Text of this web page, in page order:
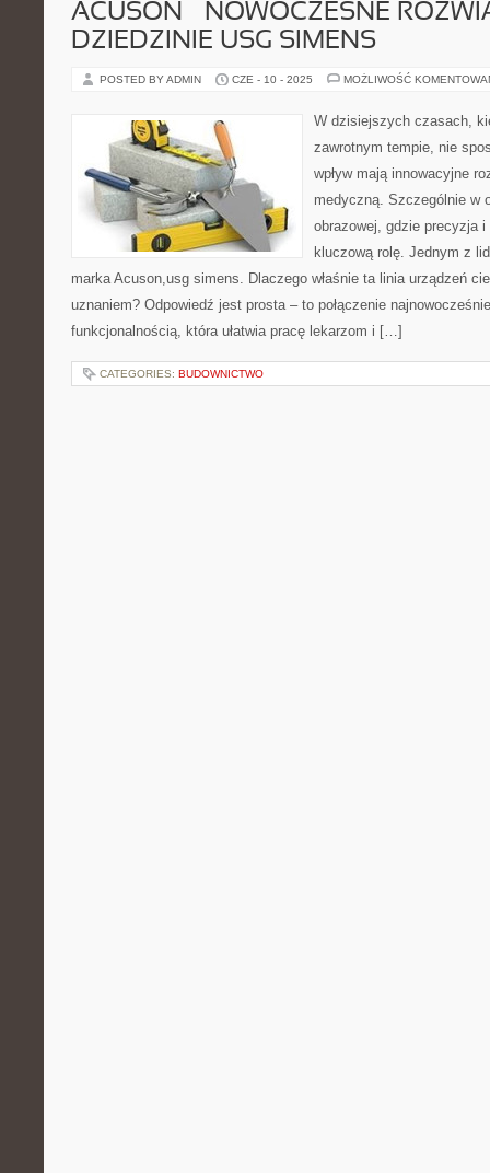
ACUSON – NOWOCZESNE
DZIEDZINIE USG SIMENS
POSTED BY ADMIN CZE - 10 - 2025 MOŻLIWOŚĆ
W dzisiejszych czasach,
zawrotnym tempie, nie
wpływ mają innowacyjne
medyczną. Szczególnie w
obrazowej, gdzie precyzja
kluczową rolę. Jednym z
marka Acuson,usg simens. Dlaczego właśnie ta linia urządzeń
uznaniem? Odpowiedź jest prosta – to połączenie
funkcjonalnością, która ułatwia pracę lekarzom i […]
CATEGORIES: BUDOWNICTWO